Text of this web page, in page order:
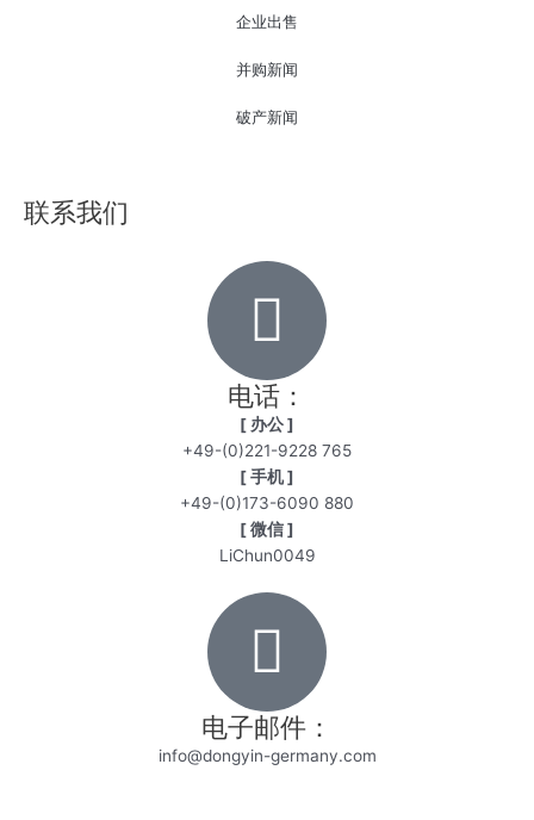
企业出售
并购新闻
破产新闻
联系我们
电话：
[ 办公 ]
+49-(0)221-9228 765
[ 手机 ]
+49-(0)173-6090 880
[ 微信 ]
LiChun0049
电子邮件：
info@dongyin-germany.com